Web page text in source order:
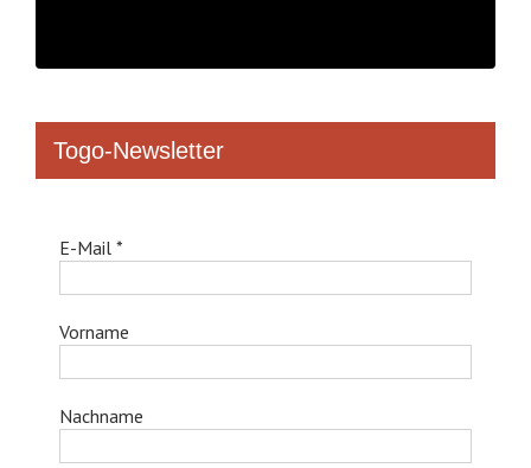
Togo-Newsletter
E-Mail *
Vorname
Nachname